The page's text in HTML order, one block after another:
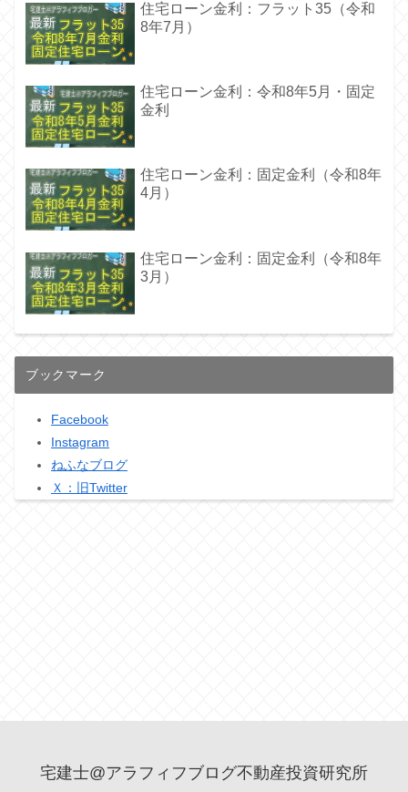
住宅ローン金利：フラット35（令和
8年7月）
住宅ローン金利：令和8年5月・固定
金利
住宅ローン金利：固定金利（令和8年
4月）
住宅ローン金利：固定金利（令和8年
3月）
ブックマーク
Facebook
Instagram
ねふなブログ
Ｘ：旧Twitter
宅建士@アラフィフブログ不動産投資研究所